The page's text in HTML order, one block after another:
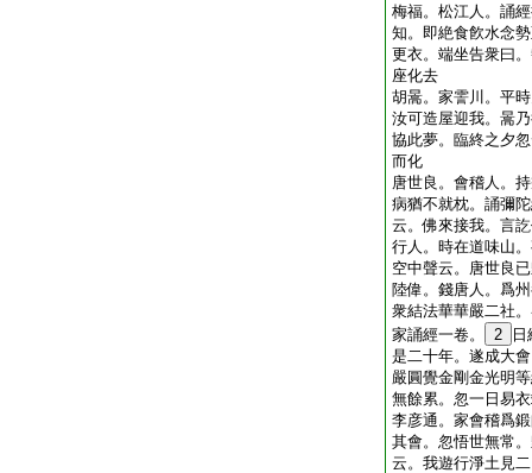
梅福。松江人。誦
知。即絶食飮水念
更衣。端坐告衆曰
座化去
胡暠。家霅川。平
汝可造屋迎我。暠
協此夢。臨終之夕
而化
唐世良。會稽人。
病猶不就枕。誦彌
云。佛來接我。言
行人。時在道味山
空中聲云。唐世良
陸偉。錢唐人。爲
衆結法華華嚴二社
家誦經一卷。
2
是二十年。遂成大
嚴圓覺金剛金光明
無餘累。忽一日易
李彦通。家會稽爲
其會。忽悟世無常
云。我遊行淨土見